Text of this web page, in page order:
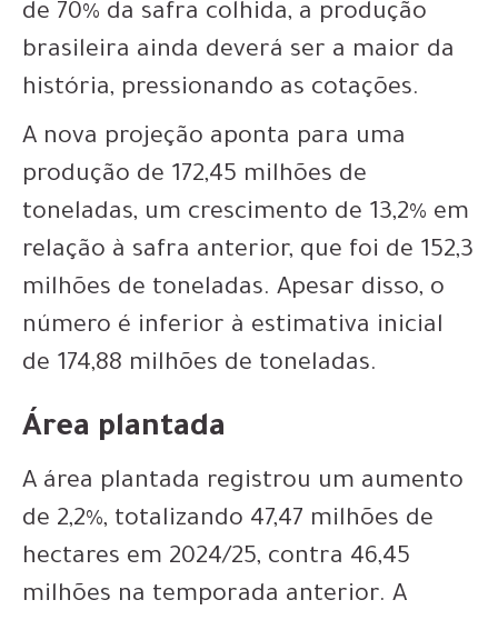
de 70% da safra colhida, a produção
brasileira ainda deverá ser a maior da
história, pressionando as cotações.
A nova projeção aponta para uma
produção de 172,45 milhões de
toneladas, um crescimento de 13,2% em
relação à safra anterior, que foi de 152,3
milhões de toneladas. Apesar disso, o
número é inferior à estimativa inicial
de 174,88 milhões de toneladas.
Área plantada
A área plantada registrou um aumento
de 2,2%, totalizando 47,47 milhões de
hectares em 2024/25, contra 46,45
milhões na temporada anterior. A